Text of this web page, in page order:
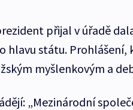
přijal v úřadě
hlavu státu.
myšlenkovým a
„Mezinárodní